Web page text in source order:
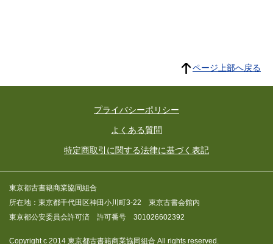
ページ上部へ戻る
プライバシーポリシー
よくある質問
特定商取引に関する法律に基づく表記
東京都古書籍商業協同組合
所在地：東京都千代田区神田小川町3-22 東京古書会館内
東京都公安委員会許可済 許可番号 301026602392
Copyright c 2014 東京都古書籍商業協同組合 All rights reserved.